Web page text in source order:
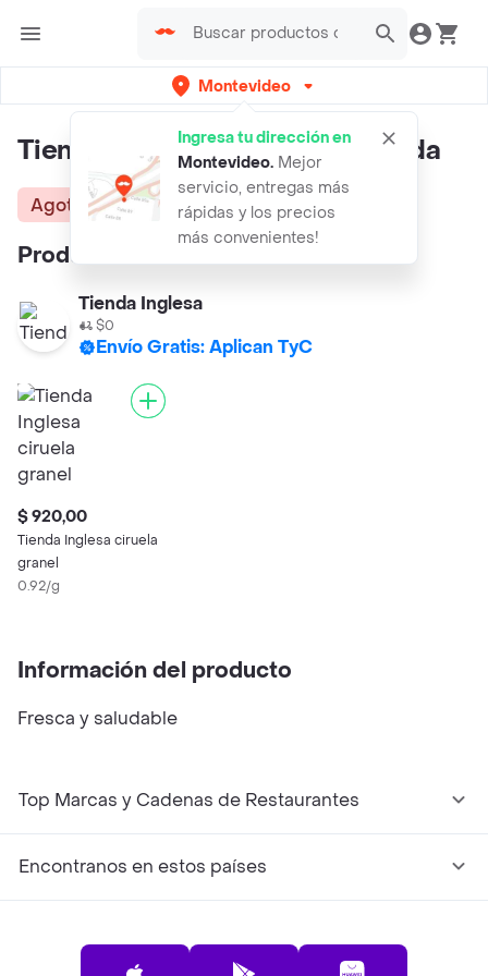
Montevideo
Ingresa tu dirección en
Montevideo. Mejor
servicio, entregas más
rápidas y los precios
más convenientes!
Tienda Inglesa Ciruela Importada
Agotado
Productos similares:
Tienda Inglesa
$0
Envío Gratis: Aplican TyC
$ 920,00
Tienda Inglesa ciruela
granel
0.92/g
Información del producto
Fresca y saludable
Top Marcas y Cadenas de Restaurantes
Encontranos en estos países